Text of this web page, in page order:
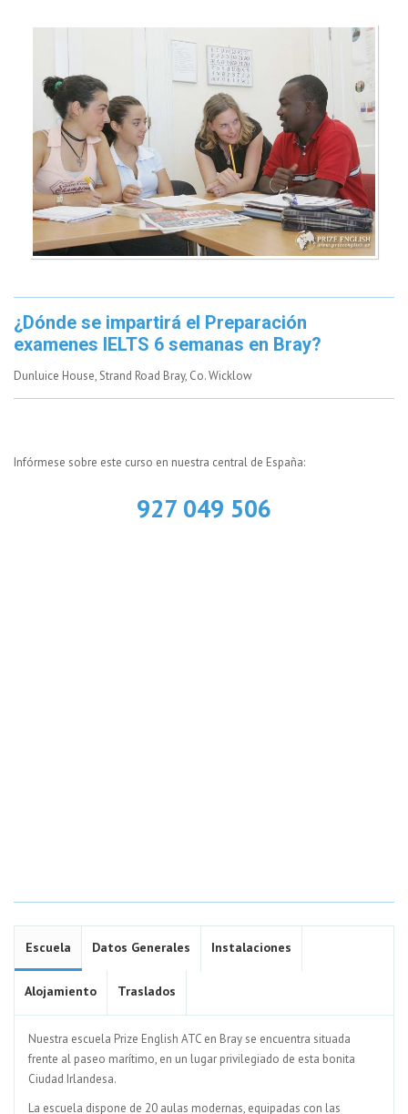
¿Dónde se impartirá el Preparación
examenes IELTS 6 semanas en Bray?
Dunluice House, Strand Road Bray, Co. Wicklow
Infórmese sobre este curso en nuestra central de España:
927 049 506
Escuela Datos Generales Instalaciones
Alojamiento Traslados
Nuestra escuela Prize English ATC en Bray se encuentra situada
frente al paseo marítimo, en un lugar privilegiado de esta bonita
Ciudad Irlandesa.
La escuela dispone de 20 aulas modernas, equipadas con las